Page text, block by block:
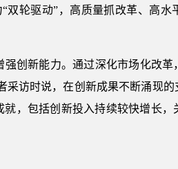
轮驱动”，高质量抓改革、高水
创新能力。通过深化市场化改
访时说，在创新成果不断涌现
，包括创新投入持续较快增长，